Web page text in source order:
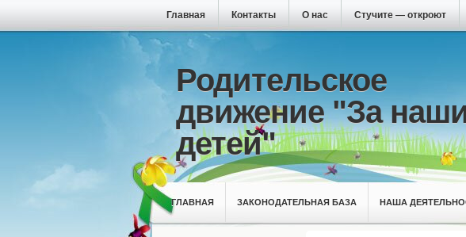
Главная Контакты О нас Стучите — откроют
Родительское
движение "За
детей"
ГЛАВНАЯ ЗАКОНОДАТЕЛЬНАЯ БАЗА НАША